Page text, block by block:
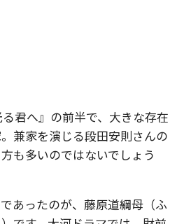
君へ』の前半で、大きな存在
兼家を演じる段田安則さんの
も多いのではないでしょう
あったのが、藤原道綱母（ふ